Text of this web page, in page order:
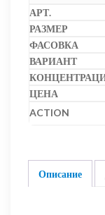
Описание